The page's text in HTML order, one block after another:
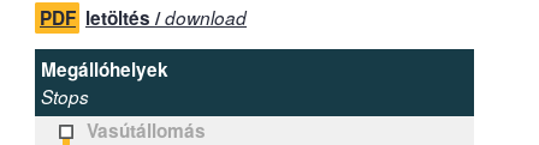
PDF letöltés /download
Megállóhelyek
Stops
Vasútállomás